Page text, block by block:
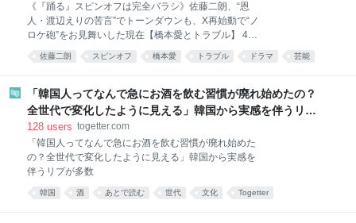
345 ✕
《『踊る』スピンオフは完全バラシ》佐藤二朗、“恩
人・渡辺えりの苦言”でトーンダウンも、X再始動で“ノ
ロケ砲”をお見舞いした現在【橋本愛とトラブル】 4月
期に放送されたドラマ『夫婦別姓刑事』（フジテレビ
系）で共演した橋本愛（30）とのトラブルが発覚した
『踊る大捜査線 N.E.W. メトロポリスを駆け抜けろ！』
（9月18日公開）のスピンオフ作品の撮影中止が正式
に決まったという。 フジテレビ関係者が明かす。 「7
て、フジが主演の佐藤さん側に降板を通達したと聞い
ています。 それでも本広克行監督は、〈降板じゃない
から！一旦中止して整えてるだけ…〉などとXに投稿
して粘っていましたが、つい先日、撮影の完全バラシ
佐藤二朗 スピンオフ 橋本愛 トラブル ドラマ 芸能
「韓国人ってなんで急にお酒を飲む習慣が廃れ始めたの？
全世代で変化したように見える」韓国から実感を伴うリプ
が多数
128 users togetter.com
「韓国人ってなんで急にお酒を飲む習慣が廃れ始めた
の？全世代で変化したように見える」韓国から実感を
伴うリプが多数
韓国 酒 あとで読む 世代 文化 Togetter